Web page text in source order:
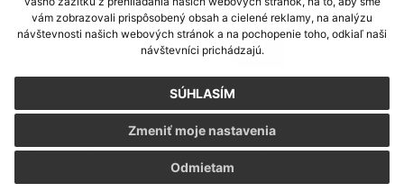
vám zobrazovali prispôsobený obsah a cielené reklamy, na analýzu
návštevnosti našich webových stránok a na pochopenie toho, odkiaľ naši
návštevníci prichádzajú.
SÚHLASÍM
Odmietam
Zmeniť moje nastavenia
01
02
05 06 07
13
17
18 19 20 21 22
23
24
25 26 27 28 29
30
31